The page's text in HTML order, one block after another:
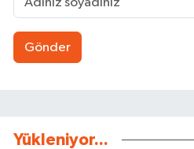
Gönder
Yükleniyor...